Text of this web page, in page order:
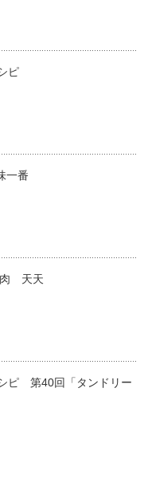
ピ
一番
肉 天天
ピ 第40回「タンドリー